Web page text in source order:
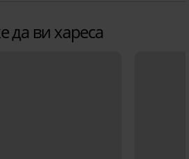
да ви хареса